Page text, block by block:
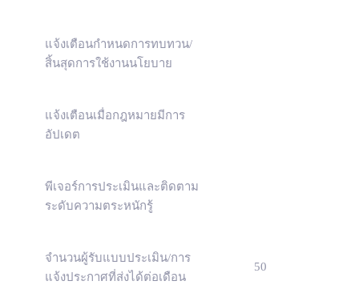
แจ้งเตือนกำหนดการทบทวน/
สิ้นสุดการใช้งานนโยบาย
แจ้งเตือนเมื่อกฎหมายมีการ
อัปเดต
พีเจอร์การประเมินและติดตาม
ระดับความตระหนักรู้
จำนวนผู้รับแบบประเมิน/การ
แจ้งประกาศที่ส่งได้ต่อเดือน
50